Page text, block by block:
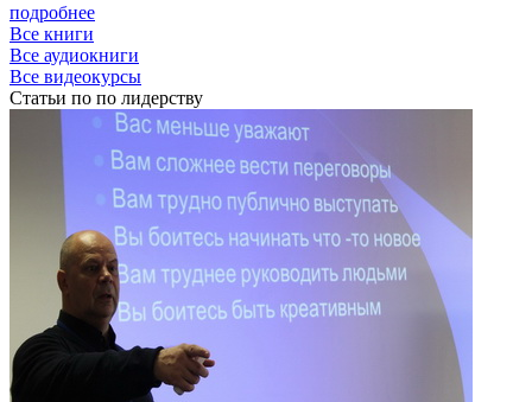
подробнее
Все книги
Все аудиокниги
Все видеокурсы
Статьи по по лидерству